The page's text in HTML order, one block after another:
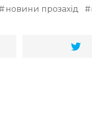
новини прозахід